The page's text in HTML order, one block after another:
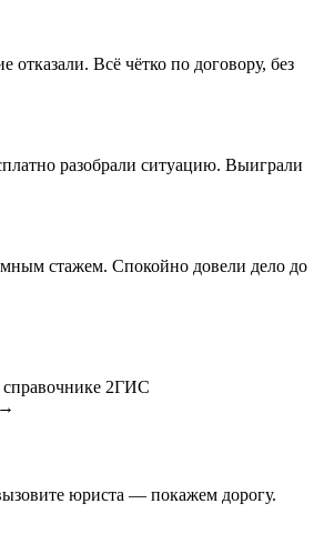
отказали. Всё чётко по договору, без
разобрали ситуацию. Выиграли
стажем. Спокойно довели дело до
справочнике 2ГИС
юриста — покажем дорогу.